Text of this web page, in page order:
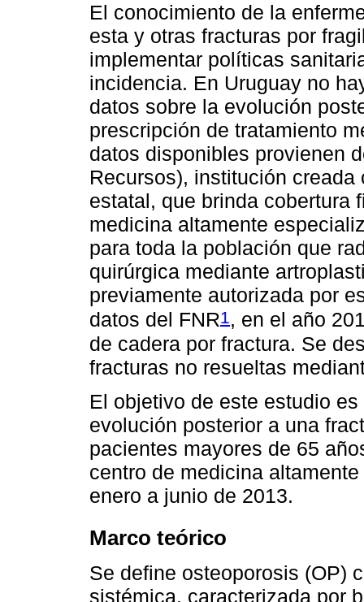
El conocimiento de la
esta y otras fracturas por
implementar políticas
incidencia. En Uruguay no
datos sobre la evolución
prescripción de tratamiento
datos disponibles provienen
Recursos), institución
estatal, que brinda cobertura
medicina altamente
para toda la población que
quirúrgica mediante
previamente autorizada por
datos del FNR1 , en el año
de cadera por fractura. Se
fracturas no resueltas
El objetivo de este estudio
evolución posterior a una
pacientes mayores de 65
centro de medicina
enero a junio de 2013.
Marco teórico
Se define osteoporosis (OP)
sistémica, caracterizada por